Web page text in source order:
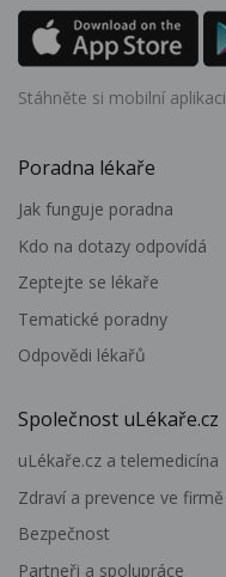
Stáhněte si mobilní aplikaci
Poradna lékaře
Jak funguje poradna
Kdo na dotazy odpovídá
Zeptejte se lékaře
Tematické poradny
Odpovědi lékařů
Společnost uLékaře.cz
uLékaře.cz a telemedicína
Zdraví a prevence ve firmě
Bezpečnost
Partneři a spolupráce